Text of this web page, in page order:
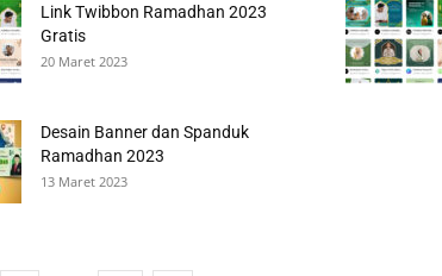
Link Twibbon Ramadhan 2023
Gratis
20 Maret 2023
Desain Banner dan Spanduk
Ramadhan 2023
13 Maret 2023